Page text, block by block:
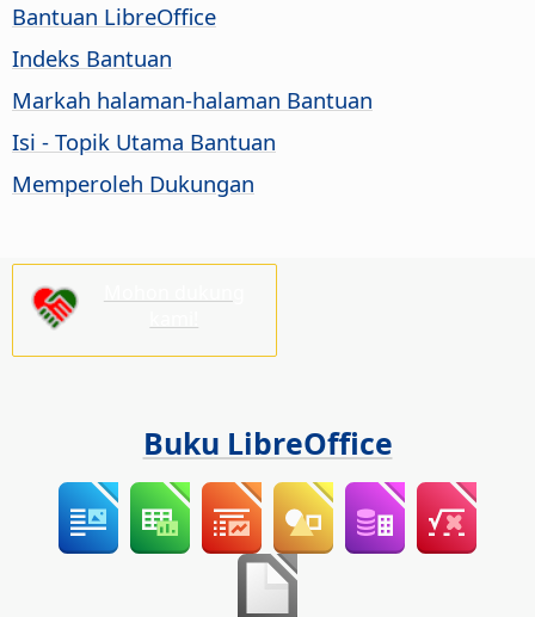
Bantuan LibreOffice
Indeks Bantuan
Markah halaman-halaman Bantuan
Isi - Topik Utama Bantuan
Memperoleh Dukungan
Buku LibreOffice